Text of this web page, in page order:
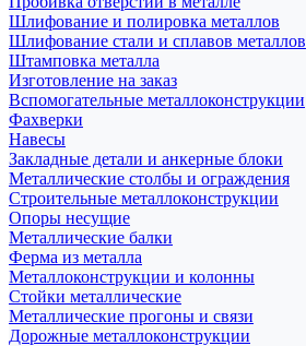
Шлифование и полировка металлов
Шлифование стали и сплавов металлов
Штамповка металла
Изготовление на заказ
Вспомогательные металлоконструкции
Фахверки
Навесы
Закладные детали и анкерные блоки
Металлические столбы и ограждения
Строительные металлоконструкции
Опоры несущие
Металлические балки
Ферма из металла
Металлоконструкции и колонны
Стойки металлические
Металлические прогоны и связи
Дорожные металлоконструкции